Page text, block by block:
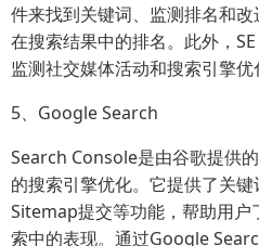
件来找到关键词、监测排名和
在搜索结果中的排名。此外，
监测社交媒体活动和搜索引擎优
5、Google Search
Search Console是由谷歌提供
的搜索引擎优化。它提供了关
Sitemap提交等功能，帮助用
索中的表现。通过Google